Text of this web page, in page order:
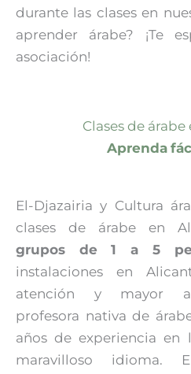
durante las clases en
aprender árabe? ¡Te
asociación!
Clases de
Aprenda
El-Djazairia y Cultura
clases de árabe en
grupos de 1 a 5
instalaciones en
atención y mayor
profesora nativa de
años de experiencia en
maravilloso idioma.